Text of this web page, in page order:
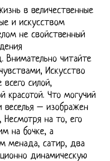
в величественные
и искусством
не свойственный
Внимательно читайте
Искусство
силой,
Что могучий
веселья – изображен
Несмотря на то, его
на бочке, а
менада, сатир, два
динамическую